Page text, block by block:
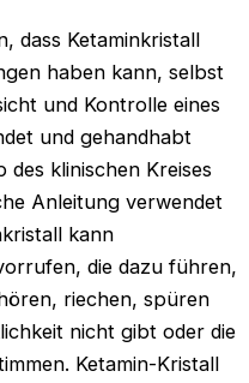
dass Ketaminkristall
haben kann, selbst
und Kontrolle eines
und gehandhabt
klinischen Kreises
Anleitung verwendet
kann
die dazu führen,
riechen, spüren
nicht gibt oder die
Ketamin-Kristall